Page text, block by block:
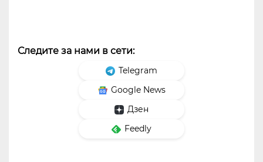
Следите за нами в сети:
Telegram
Google News
Дзен
Feedly